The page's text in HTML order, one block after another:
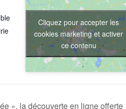
Cliquez pour accepter les
cookies marketing et activer
ce contenu
», la découverte en ligne offerte